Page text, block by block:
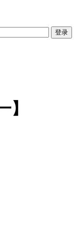
登录
】